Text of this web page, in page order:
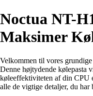
Noctua NT-
Maksimer
Velkommen til vores
Denne højtydende kølepasta
køleeffektiviteten af din
alle de vigtige detaljer, du